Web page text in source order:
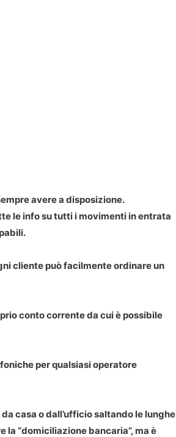
avere a disposizione.
le info su tutti i movimenti in entrata
cliente può facilmente ordinare un
conto corrente da cui è possibile
per qualsiasi operatore
casa o dall’ufficio saltando le lunghe
la “domiciliazione bancaria”, ma è